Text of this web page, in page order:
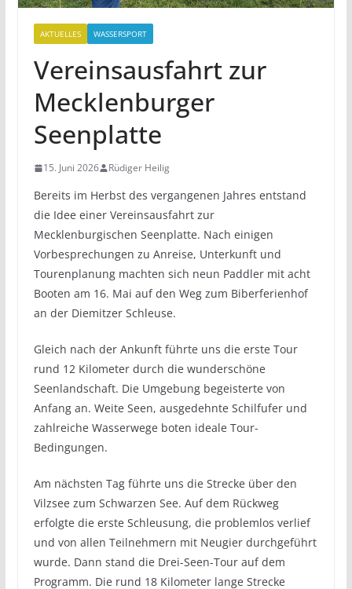
AKTUELLES WASSERSPORT
Vereinsausfahrt zur
Mecklenburger
Seenplatte
15. Juni 2026 Rüdiger Heilig
Bereits im Herbst des vergangenen Jahres entstand
die Idee einer Vereinsausfahrt zur
Mecklenburgischen Seenplatte. Nach einigen
Vorbesprechungen zu Anreise, Unterkunft und
Tourenplanung machten sich neun Paddler mit acht
Booten am 16. Mai auf den Weg zum Biberferienhof
an der Diemitzer Schleuse.
Gleich nach der Ankunft führte uns die erste Tour
rund 12 Kilometer durch die wunderschöne
Seenlandschaft. Die Umgebung begeisterte von
Anfang an. Weite Seen, ausgedehnte Schilfufer und
zahlreiche Wasserwege boten ideale Tour-
Bedingungen.
Am nächsten Tag führte uns die Strecke über den
Vilzsee zum Schwarzen See. Auf dem Rückweg
erfolgte die erste Schleusung, die problemlos verlief
und von allen Teilnehmern mit Neugier durchgeführt
wurde. Dann stand die Drei-Seen-Tour auf dem
Programm. Die rund 18 Kilometer lange Strecke